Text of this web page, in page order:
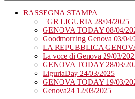
RASSEGNA STAMPA
TGR LIGURIA 28/04/2025
GENOVA TODAY 08/04/
Goodmorning Genova 03/04/
LA REPUBBLICA
La voce di Genova 29/03/
GENOVA TODAY 28/03/
LiguriaDay 24/03/2025
GENOVA TODAY 19/03/
Genova24 12/03/2025